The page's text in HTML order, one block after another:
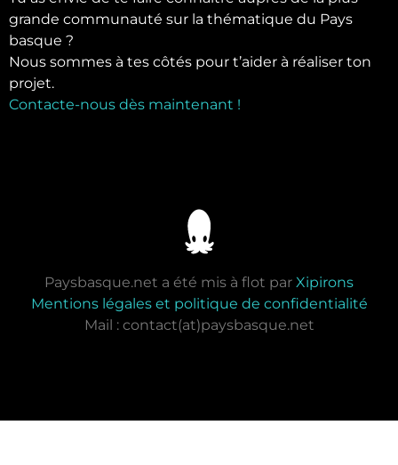
grande communauté sur la thématique du Pays
basque ?
Nous sommes à tes côtés pour t’aider à réaliser ton
projet.
Contacte-nous dès maintenant !
Paysbasque.net a été mis à flot par Xipirons
Mentions légales et politique de confidentialité
Mail : contact(at)paysbasque.net